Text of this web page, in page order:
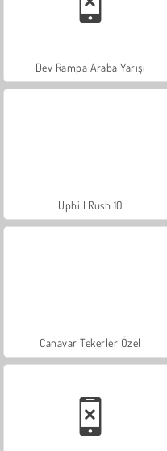
Dev Rampa Araba Yarışı
Uphill Rush 10
Canavar Tekerler Özel